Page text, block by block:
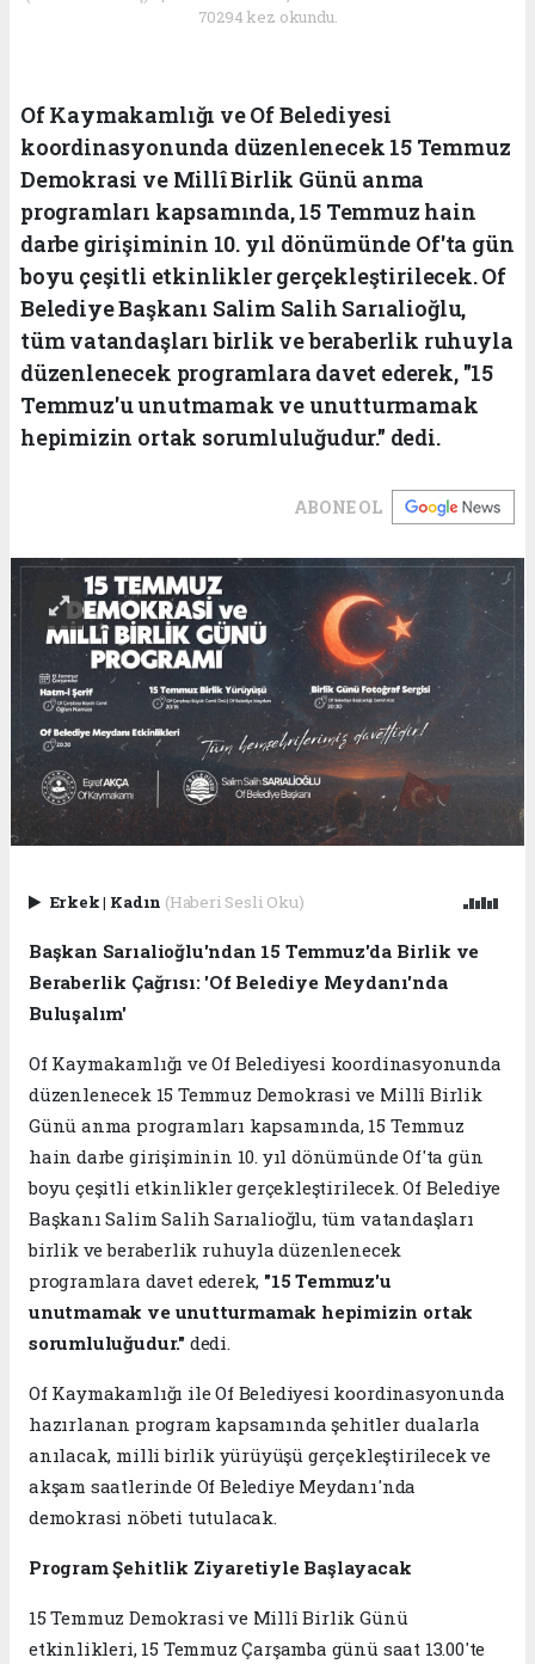
70294 kez okundu.
Of Kaymakamlığı ve Of Belediyesi
koordinasyonunda düzenlenecek 15 Temmuz
Demokrasi ve Millî Birlik Günü anma
programları kapsamında, 15 Temmuz hain
darbe girişiminin 10. yıl dönümünde Of'ta gün
boyu çeşitli etkinlikler gerçekleştirilecek. Of
Belediye Başkanı Salim Salih Sarıalioğlu,
tüm vatandaşları birlik ve beraberlik ruhuyla
düzenlenecek programlara davet ederek, "15
Temmuz'u unutmamak ve unutturmamak
hepimizin ortak sorumluluğudur." dedi.
ABONE OL
Erkek| Kadın (Haberi Sesli Oku)
Başkan Sarıalioğlu'ndan 15 Temmuz'da Birlik ve
Beraberlik Çağrısı: 'Of Belediye Meydanı'nda
Buluşalım'
Of Kaymakamlığı ve Of Belediyesi koordinasyonunda
düzenlenecek 15 Temmuz Demokrasi ve Millî Birlik
Günü anma programları kapsamında, 15 Temmuz
hain darbe girişiminin 10. yıl dönümünde Of'ta gün
boyu çeşitli etkinlikler gerçekleştirilecek. Of Belediye
Başkanı Salim Salih Sarıalioğlu, tüm vatandaşları
birlik ve beraberlik ruhuyla düzenlenecek
programlara davet ederek, "15 Temmuz'u
unutmamak ve unutturmamak hepimizin ortak
sorumluluğudur." dedi.
Of Kaymakamlığı ile Of Belediyesi koordinasyonunda
hazırlanan program kapsamında şehitler dualarla
anılacak, milli birlik yürüyüşü gerçekleştirilecek ve
akşam saatlerinde Of Belediye Meydanı'nda
demokrasi nöbeti tutulacak.
Program Şehitlik Ziyaretiyle Başlayacak
15 Temmuz Demokrasi ve Millî Birlik Günü
etkinlikleri, 15 Temmuz Çarşamba günü saat 13.00'te